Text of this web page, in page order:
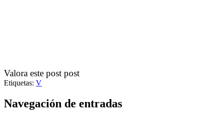
Valora este post post
Etiquetas: V
Navegación de entradas